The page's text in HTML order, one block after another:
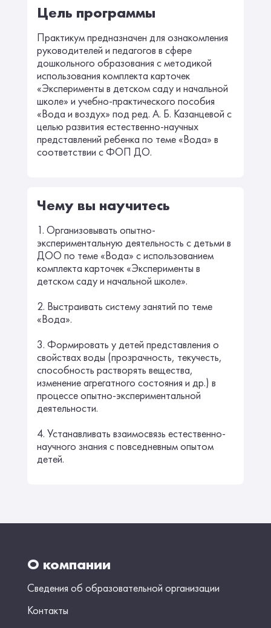
Цель программы
Практикум предназначен для ознакомления
руководителей и педагогов в сфере
дошкольного образования с методикой
использования комплекта карточек
«Эксперименты в детском саду и начальной
школе» и учебно-практического пособия
«Вода и воздух» под ред. А. Б. Казанцевой с
целью развития естественно-научных
представлений ребенка по теме «Вода» в
соответствии с ФОП ДО.
Чему вы научитесь
1. Организовывать опытно-
экспериментальную деятельность с детьми в
ДОО по теме «Вода» с использованием
комплекта карточек «Эксперименты в
детском саду и начальной школе».
2. Выстраивать систему занятий по теме
«Вода».
3. Формировать у детей представления о
свойствах воды (прозрачность, текучесть,
способность растворять вещества,
изменение агрегатного состояния и др.) в
процессе опытно-экспериментальной
деятельности.
4. Устанавливать взаимосвязь естественно-
научного знания с повседневным опытом
детей.
О компании
Сведения об образовательной организации
Контакты